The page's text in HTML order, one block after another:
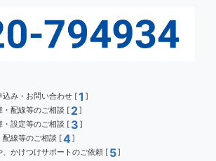
込み・お問い合わせ [1 ]
・配線等のご相談 [ 2]
・設定等のご相談 [ 3 ]
配線等のご相談 [4]
、かけつけサポートのご依頼 [ 5]